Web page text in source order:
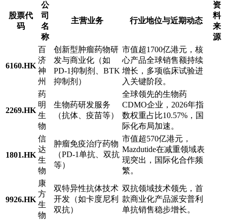
股票代
码
公
司
名
称
主营业务 行业地位与近期动态
资
料
来
源
6160.HK
百
济
神
州
创新型肿瘤药物研
发与商业化（如
PD-1抑制剂、BTK
抑制剂）
市值超1700亿港元，核
心产品全球销售额持续
增长，多项临床试验进
入关键阶段。
2269.HK
药
明
生
物
生物药研发服务
（抗体、疫苗等）
全球领先的生物药
CDMO企业，2026年指
数权重占比10.57%，国
际化布局加速。
1801.HK
信
达
生
物
肿瘤免疫治疗药物
（PD-1单抗、双抗
等）
市值超570亿港元，
Mazdutide在减重领域表
现突出，国际化合作频
繁。
9926.HK
康
方
生
物
双特异性抗体技术
开发（如卡度尼利
双抗）
双抗领域技术领先，首
款商业化产品派安普利
单抗销售稳步增长。